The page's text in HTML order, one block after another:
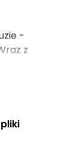
-
z